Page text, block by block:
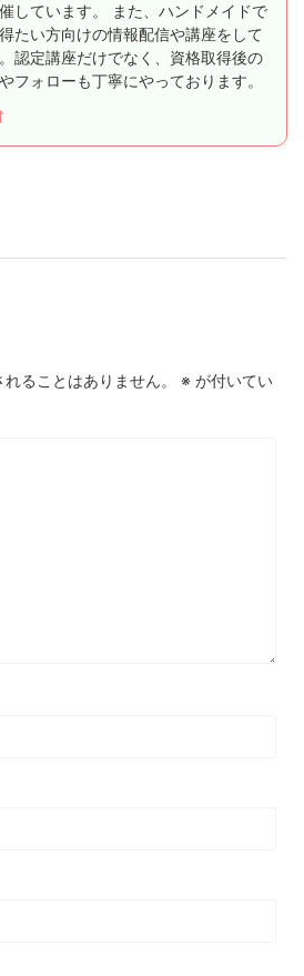
しています。 また、ハンドメイドで
たい方向けの情報配信や講座をして
認定講座だけでなく、資格取得後の
フォローも丁寧にやっております。
ることはありません。 ※ が付いてい